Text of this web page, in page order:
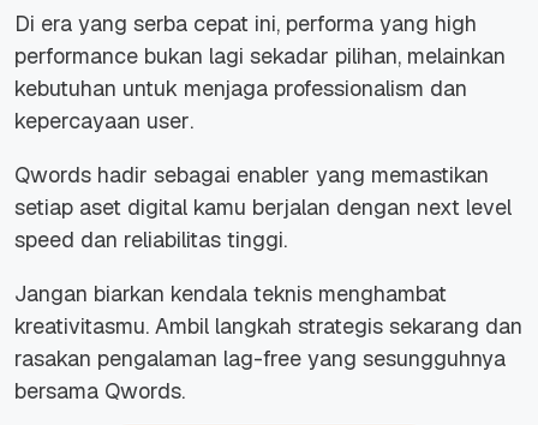
Di era yang serba cepat ini, performa yang high
performance bukan lagi sekadar pilihan, melainkan
kebutuhan untuk menjaga professionalism dan
kepercayaan user.
Qwords hadir sebagai enabler yang memastikan
setiap aset digital kamu berjalan dengan next level
speed dan reliabilitas tinggi.
Jangan biarkan kendala teknis menghambat
kreativitasmu. Ambil langkah strategis sekarang dan
rasakan pengalaman lag-free yang sesungguhnya
bersama Qwords.